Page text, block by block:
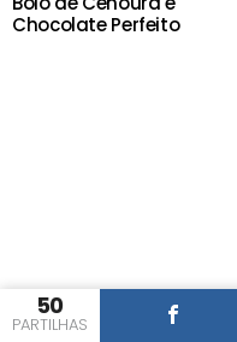
50
PARTILHAS
Chocolate Perfeito